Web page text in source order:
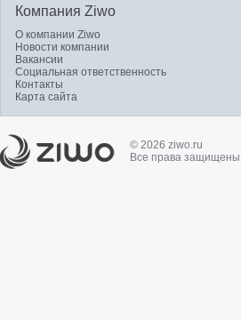
Компания Ziwo
О компании Ziwo
Новости компании
Вакансии
Социальная ответственность
Контакты
Карта сайта
© 2026 ziwo.ru
Все права